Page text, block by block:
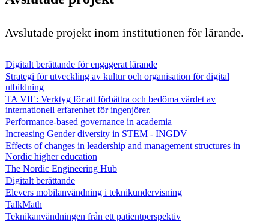
Avslutade projekt inom institutionen för lärande.
Digitalt berättande för engagerat lärande
Strategi för utveckling av kultur och organisation för digital
utbildning
TA VIE: Verktyg för att förbättra och bedöma värdet av
internationell erfarenhet för ingenjörer.
Performance-based governance in academia
Increasing Gender diversity in STEM - INGDV
Effects of changes in leadership and management structures in
Nordic higher education
The Nordic Engineering Hub
Digitalt berättande
Elevers mobilanvändning i teknikundervisning
TalkMath
Teknikanvändningen från ett patientperspektiv